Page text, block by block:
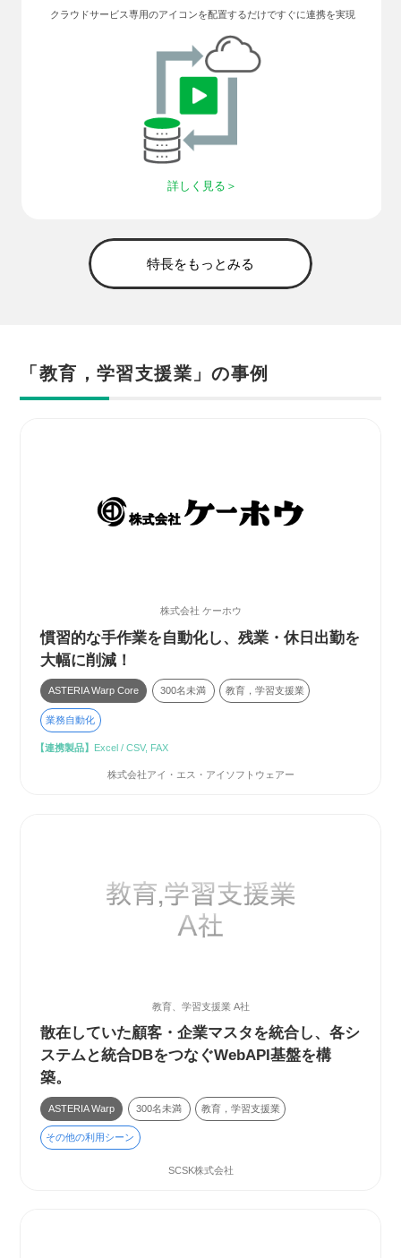
クラウドサービス専用のアイコンを配置するだけですぐに連携を実現
詳しく見る
特長をもっとみる
「教育，学習支援業」の事例
株式会社 ケーホウ
慣習的な手作業を自動化し、残業・休日出勤を
大幅に削減！
ASTERIA Warp Core 300名未満 教育，学習支援業
業務自動化
【連携製品】 Excel / CSV, FAX
株式会社アイ・エス・アイソフトウェアー
教育、学習支援業 A社
散在していた顧客・企業マスタを統合し、各シ
ステムと統合DBをつなぐWebAPI基盤を構
築。
ASTERIA Warp 300名未満 教育，学習支援業
その他の利用シーン
SCSK株式会社